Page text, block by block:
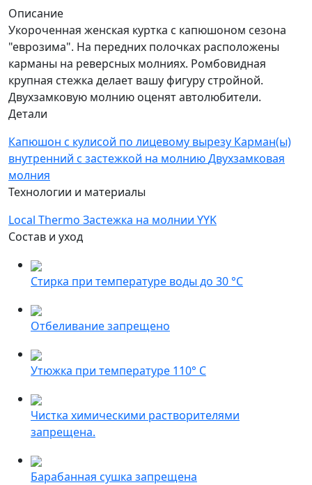
Описание
Укороченная женская куртка с капюшоном сезона
"еврозима". На передних полочках расположены
карманы на реверсных молниях. Ромбовидная
крупная стежка делает вашу фигуру стройной.
Двухзамковую молнию оценят автолюбители.
Детали
Капюшон с кулисой по лицевому вырезу Карман(ы)
внутренний с застежкой на молниюДвухзамковая
молния
Технологии и материалы
Local Thermo Застежка на молнии YYK
Состав и уход
Стирка при температуре воды до 30 °C
Отбеливание запрещено
Утюжка при температуре 110° С
Чистка химическими растворителями
запрещена.
Барабанная сушка запрещена